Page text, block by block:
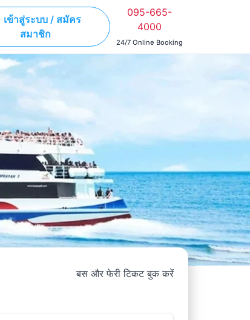
เข้าสู่ระบบ / สมัคร
สมาชิก
095-665-
4000
24/7 Online Booking
बस और फेरी टिकट बुक करें